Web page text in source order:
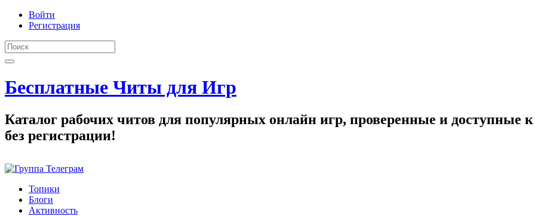
Войти
Регистрация
Бесплатные Читы для Игр
Каталог рабочих читов для популярных онлайн игр, проверенные и доступные
без регистрации!
Топики
Блоги
Активность